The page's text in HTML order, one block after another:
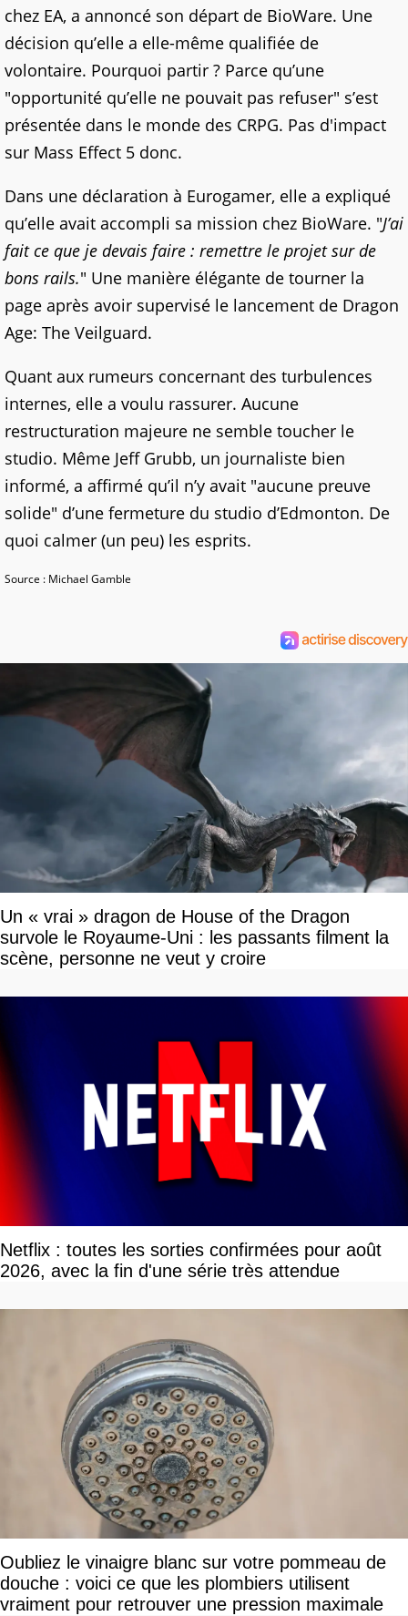
chez EA, a annoncé son départ de BioWare. Une
décision qu’elle a elle-même qualifiée de
volontaire. Pourquoi partir ? Parce qu’une
"opportunité qu’elle ne pouvait pas refuser" s’est
présentée dans le monde des CRPG. Pas d'impact
sur Mass Effect 5 donc.
Dans une déclaration à Eurogamer, elle a expliqué
qu’elle avait accompli sa mission chez BioWare. "J’ai
fait ce que je devais faire : remettre le projet sur de
bons rails." Une manière élégante de tourner la
page après avoir supervisé le lancement de Dragon
Age: The Veilguard.
Quant aux rumeurs concernant des turbulences
internes, elle a voulu rassurer. Aucune
restructuration majeure ne semble toucher le
studio. Même Jeff Grubb, un journaliste bien
informé, a affirmé qu’il n’y avait "aucune preuve
solide" d’une fermeture du studio d’Edmonton. De
quoi calmer (un peu) les esprits.
Source : Michael Gamble
Un « vrai » dragon de House of the Dragon
survole le Royaume-Uni : les passants filment la
scène, personne ne veut y croire
Netflix : toutes les sorties confirmées pour août
2026, avec la fin d'une série très attendue
Oubliez le vinaigre blanc sur votre pommeau de
douche : voici ce que les plombiers utilisent
vraiment pour retrouver une pression maximale